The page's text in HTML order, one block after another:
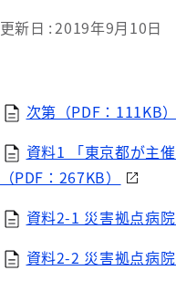
更新日 2019年9月10日
次第（PDF：111KB）
資料1 「東京都が主
（PDF：267KB）
資料2-1 災害拠点病
資料2-2 災害拠点病